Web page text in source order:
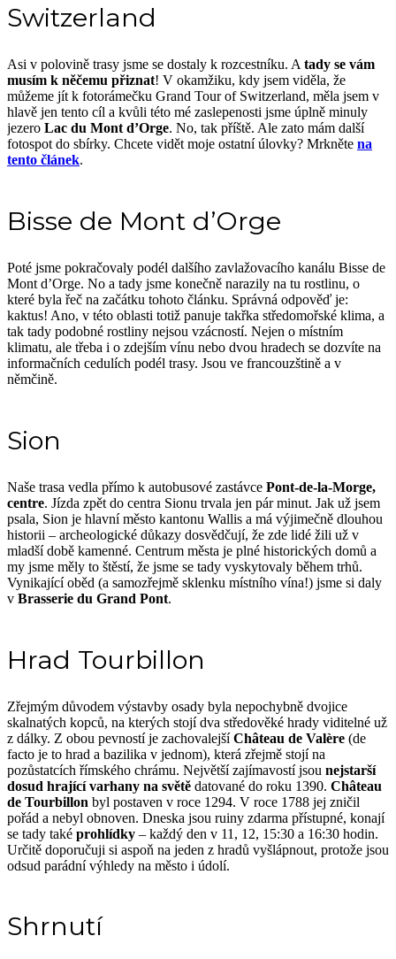
Switzerland
Asi v polovině trasy jsme se dostaly k rozcestníku. A tady se vám
musím k něčemu přiznat! V okamžiku, kdy jsem viděla, že
můžeme jít k fotorámečku Grand Tour of Switzerland, měla jsem v
hlavě jen tento cíl a kvůli této mé zaslepenosti jsme úplně minuly
jezero Lac du Mont d’Orge. No, tak příště. Ale zato mám další
fotospot do sbírky. Chcete vidět moje ostatní úlovky? Mrkněte na
tento článek.
Bisse de Mont d’Orge
Poté jsme pokračovaly podél dalšího zavlažovacího kanálu Bisse de
Mont d’Orge. No a tady jsme konečně narazily na tu rostlinu, o
které byla řeč na začátku tohoto článku. Správná odpověď je:
kaktus! Ano, v této oblasti totiž panuje takřka středomořské klima, a
tak tady podobné rostliny nejsou vzácností. Nejen o místním
klimatu, ale třeba i o zdejším vínu nebo dvou hradech se dozvíte na
informačních cedulích podél trasy. Jsou ve francouzštině a v
němčině.
Sion
Naše trasa vedla přímo k autobusové zastávce Pont-de-la-Morge,
centre. Jízda zpět do centra Sionu trvala jen pár minut. Jak už jsem
psala, Sion je hlavní město kantonu Wallis a má výjimečně dlouhou
historii – archeologické důkazy dosvědčují, že zde lidé žili už v
mladší době kamenné. Centrum města je plné historických domů a
my jsme měly to štěstí, že jsme se tady vyskytovaly během trhů.
Vynikající oběd (a samozřejmě sklenku místního vína!) jsme si daly
v Brasserie du Grand Pont.
Hrad Tourbillon
Zřejmým důvodem výstavby osady byla nepochybně dvojice
skalnatých kopců, na kterých stojí dva středověké hrady viditelné už
z dálky. Z obou pevností je zachovalejšíChâteau de Valère (de
facto je to hrad a bazilika v jednom), která zřejmě stojí na
pozůstatcích římského chrámu. Největší zajímavostí jsou nejstarší
dosud hrající varhany na světě datované do roku 1390. Château
de Tourbillon byl postaven v roce 1294. V roce 1788 jej zničil
pořád a nebyl obnoven. Dneska jsou ruiny zdarma přístupné, konají
se tady také prohlídky – každý den v 11, 12, 15:30 a 16:30 hodin.
Určitě doporučuji si aspoň na jeden z hradů vyšlápnout, protože jsou
odsud parádní výhledy na město i údolí.
Shrnutí